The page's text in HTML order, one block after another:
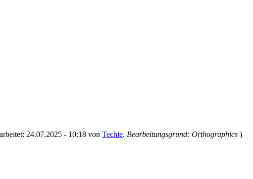
24.07.2025 - 10:18 von Techie. Bearbeitungsgrund: Orthographics )